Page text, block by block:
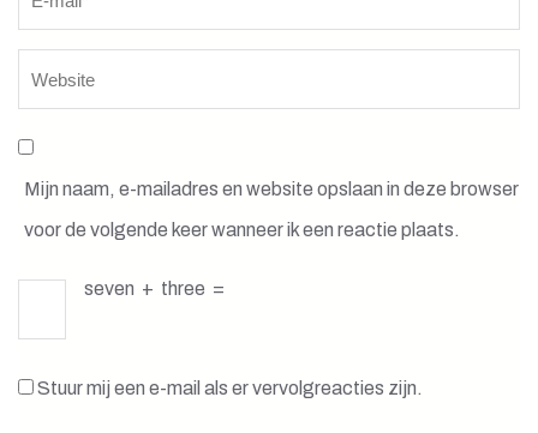
Mijn naam, e-mailadres en website opslaan in deze browser
voor de volgende keer wanneer ik een reactie plaats.
seven + three =
Stuur mij een e-mail als er vervolgreacties zijn.